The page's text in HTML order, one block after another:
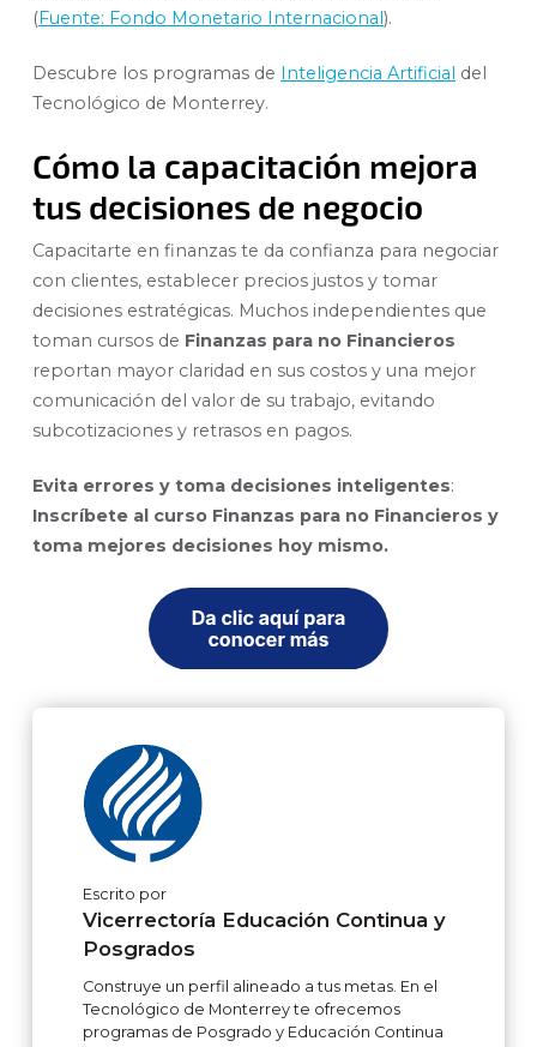
(Fuente: Fondo Monetario Internacional).
Descubre los programas de Inteligencia Artificial del
Tecnológico de Monterrey.
Cómo la capacitación mejora
tus decisiones de negocio
Capacitarte en finanzas te da confianza para negociar
con clientes, establecer precios justos y tomar
decisiones estratégicas. Muchos independientes que
toman cursos de Finanzas para no Financieros
reportan mayor claridad en sus costos y una mejor
comunicación del valor de su trabajo, evitando
subcotizaciones y retrasos en pagos.
Evita errores y toma decisiones inteligentes:
Inscríbete al curso Finanzas para no Financieros y
toma mejores decisiones hoy mismo.
Escrito por
Vicerrectoría Educación Continua y
Posgrados
Construye un perfil alineado a tus metas. En el
Tecnológico de Monterrey te ofrecemos
programas de Posgrado y Educación Continua